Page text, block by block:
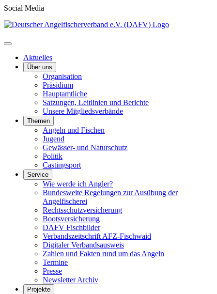
Social Media
Aktuelles
Über uns
Organisation
Präsidium
Hauptamtliche
Satzungen, Leitlinien und Berichte
Unsere Mitgliedsverbände
Themen
Angeln und Fischen
Jugend
Gewässer- und Naturschutz
Politik
Castingsport
Service
Wie werde ich Angler?
Bundesweite Regelungen zur Ausübung der
Angelfischerei
Rechtsschutzversicherung
Bootsversicherung
DAFV Fischbilder
Verbandszeitschrift AFZ-Fischwaid
Digitaler Verbandsausweis
Zahlen und Fakten rund um das Angeln
Termine
Presse
Newsletter Archiv
Projekte